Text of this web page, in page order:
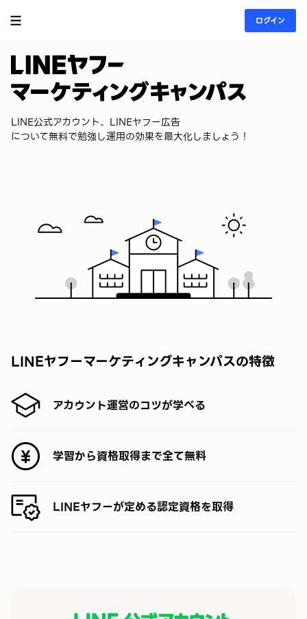
ログイン
LINE公式アカウント、LINEヤフー広告
について無料で勉強し運用の効果を最大化しましょう！
LINEヤフーマーケティングキャンパスの特徴
アカウント運営のコツが学べる
学習から資格取得まで全て無料
LINEヤフーが定める認定資格を取得